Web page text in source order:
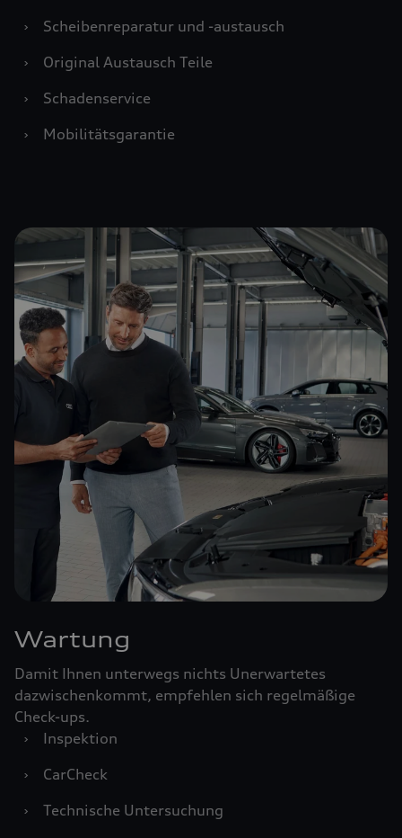
›
Scheibenreparatur und -austausch
›
Original Austausch Teile
›
Schadenservice
›
Mobilitätsgarantie
Wartung
Damit Ihnen unterwegs nichts Unerwartetes
dazwischenkommt, empfehlen sich regelmäßige
Check-ups.
›
Inspektion
›
CarCheck
›
Technische Untersuchung